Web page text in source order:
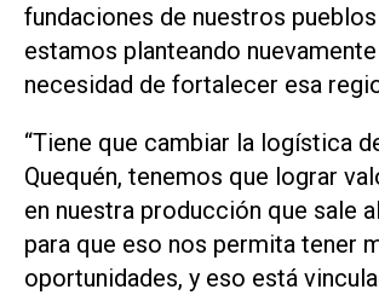
fundaciones de nuestros
estamos planteando
necesidad de fortalecer esa
“Tiene que cambiar la logística
Quequén, tenemos que lograr
en nuestra producción que sale
para que eso nos permita tener
oportunidades, y eso está